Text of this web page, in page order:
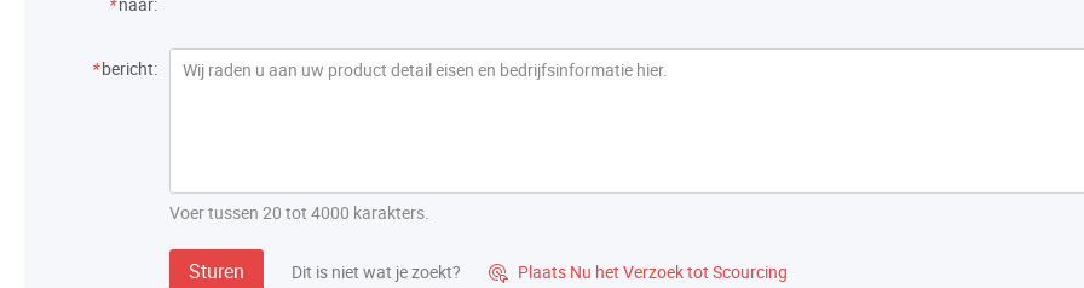
* naar:
* bericht:
Voer tussen 20 tot 4000 karakters.
Sturen Dit is niet wat je zoekt?  Plaats Nu het Verzoek tot Scourcing